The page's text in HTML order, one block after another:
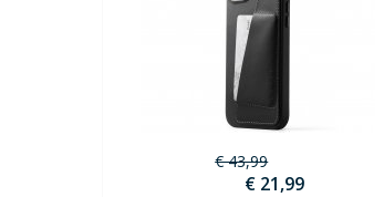
€ 43,99
€ 21,99